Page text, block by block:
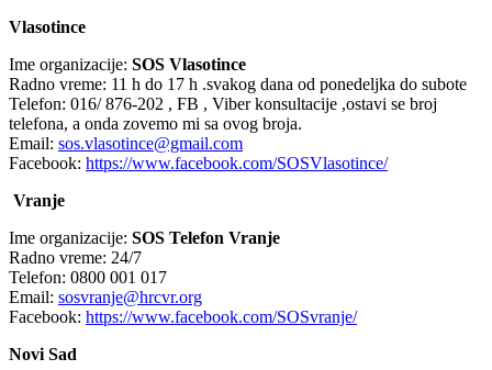
Vlasotince
Ime organizacije: SOS Vlasotince
Radno vreme: 11 h do 17 h .svakog dana od ponedeljka do subote
Telefon: 016/ 876-202 , FB , Viber konsultacije ,ostavi se broj
telefona, a onda zovemo mi sa ovog broja.
Email: sos.vlasotince@gmail.com
Facebook: https://www.facebook.com/SOSVlasotince/
Vranje
Ime organizacije: SOS Telefon Vranje
Radno vreme: 24/7
Telefon: 0800 001 017
Email: sosvranje@hrcvr.org
Facebook: https://www.facebook.com/SOSvranje/
Novi Sad